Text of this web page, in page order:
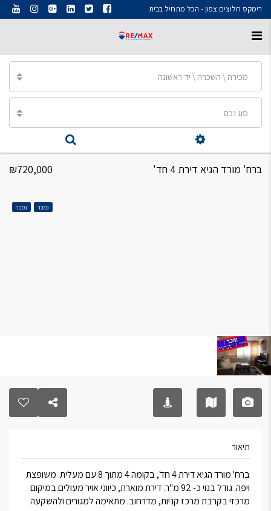
רימקס חלוצים צפון - הכל מתחיל בבית
מכירה \ השכרה \ יד ראשונה
סוג נכס
ברח' מורד הגיא דירת 4 חד' ₪720,000
נמכר נמכר
תיאור
ברח' מורד הגיא דירת 4 חד', בקומה 4 מתוך 8 עם מעלית. משופצת
ויפה. גודל בנוי כ- 92 מ"ר. דירת מוארת, כיווני אויר מעולים.במיקום
מרכזי בקרבת מרכז קניות, מדרחוב. מתאימה למגורים ולהשקעה